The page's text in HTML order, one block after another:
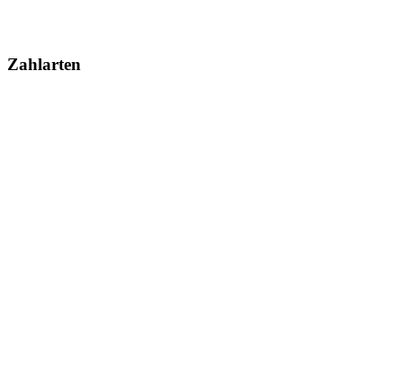
Zahlarten